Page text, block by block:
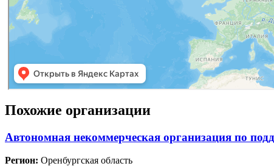
Похожие организации
Автономная некоммерческая организация по
Регион: Оренбургская область